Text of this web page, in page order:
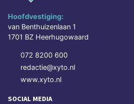
Hoofdvestiging:
van Benthuizenlaan 1
1701 BZ Heerhugowaard
072 8200 600
redactie@xyto.nl
www.xyto.nl
SOCIAL MEDIA